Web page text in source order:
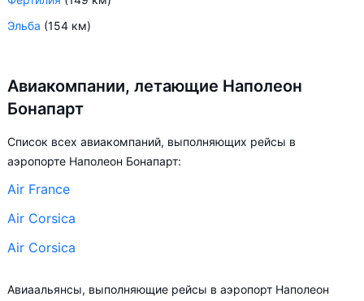
Эльба (154 км)
Авиакомпании, летающие Наполеон
Бонапарт
Список всех авиакомпаний, выполняющих рейсы в
аэропорте Наполеон Бонапарт:
Air France
Air Corsica
Air Corsica
Авиаальянсы, выполняющие рейсы в аэропорт Наполеон